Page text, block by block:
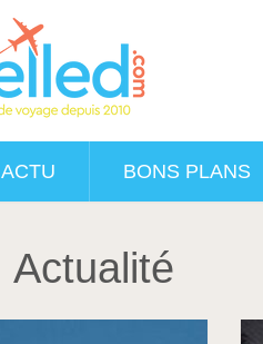
ACTU BONS PLANS
Actualité